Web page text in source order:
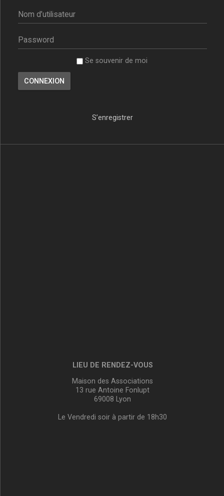
Se souvenir de moi
S’enregistrer
LIEU DE RENDEZ-VOUS
Maison des Associations
13 rue Antoine Fonlupt
69008 Lyon
Le Vendredi soir à partir de 18h30